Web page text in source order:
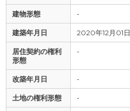
建物形態 -
建築年月日 2020年12月01日
居住契約の権利
形態
-
改築年月日 -
土地の権利形態 -